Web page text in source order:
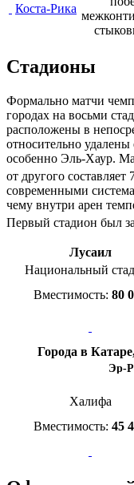
Коста-Рика
Стадионы
Формально матчи
городах на восьми
расположены в
относительно
особенно Эль-Хаур.
от другого составляет
современными
чему внутри арен
Первый стадион был
Лусаил
Национальный
Вместимость: 80
Города в
Эр-
Халифа
Вместимость: 45